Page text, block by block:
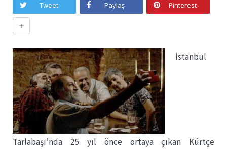
Tweet Paylaş Pinterest
+
İstanbul
Tarlabaşı’nda 25 yıl önce ortaya çıkan Kürtçe